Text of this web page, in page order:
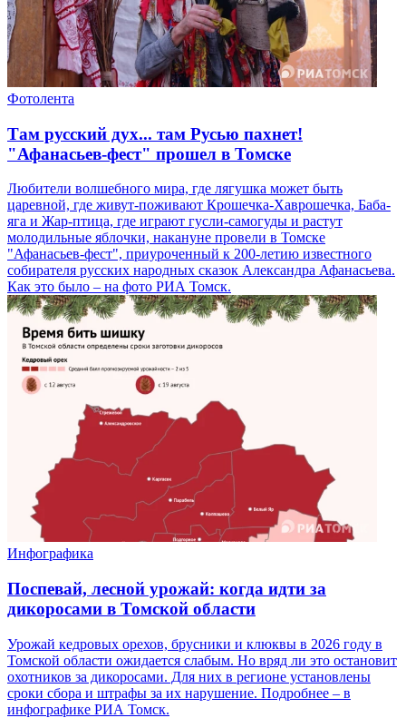
Фотолента
Там русский дух... там Русью пахнет!
"Афанасьев-фест" прошел в Томске
Любители волшебного мира, где лягушка может быть
царевной, где живут-поживают Крошечка-Хаврошечка, Баба-
яга и Жар-птица, где играют гусли-самогуды и растут
молодильные яблочки, накануне провели в Томске
"Афанасьев-фест", приуроченный к 200-летию известного
собирателя русских народных сказок Александра Афанасьева.
Как это было – на фото РИА Томск.
Инфографика
Поспевай, лесной урожай: когда идти за
дикоросами в Томской области
Урожай кедровых орехов, брусники и клюквы в 2026 году в
Томской области ожидается слабым. Но вряд ли это остановит
охотников за дикоросами. Для них в регионе установлены
сроки сбора и штрафы за их нарушение. Подробнее – в
инфографике РИА Томск.